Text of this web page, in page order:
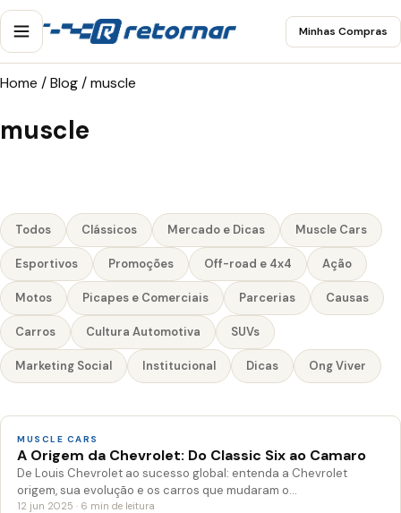
Minhas Compras
Home /Blog/muscle
muscle
Todos Clássicos Mercado e Dicas Muscle Cars
Esportivos Promoções Off-road e 4x4 Ação
Motos Picapes e Comerciais Parcerias Causas
Carros Cultura Automotiva SUVs
Marketing Social Institucional Dicas Ong Viver
MUSCLE CARS
A Origem da Chevrolet: Do Classic Six ao Camaro
De Louis Chevrolet ao sucesso global: entenda a Chevrolet
origem, sua evolução e os carros que mudaram o…
12 jun 2025 · 6 min de leitura